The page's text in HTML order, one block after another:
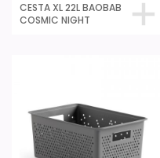
CESTA XL 22L BAOBAB
COSMIC NIGHT